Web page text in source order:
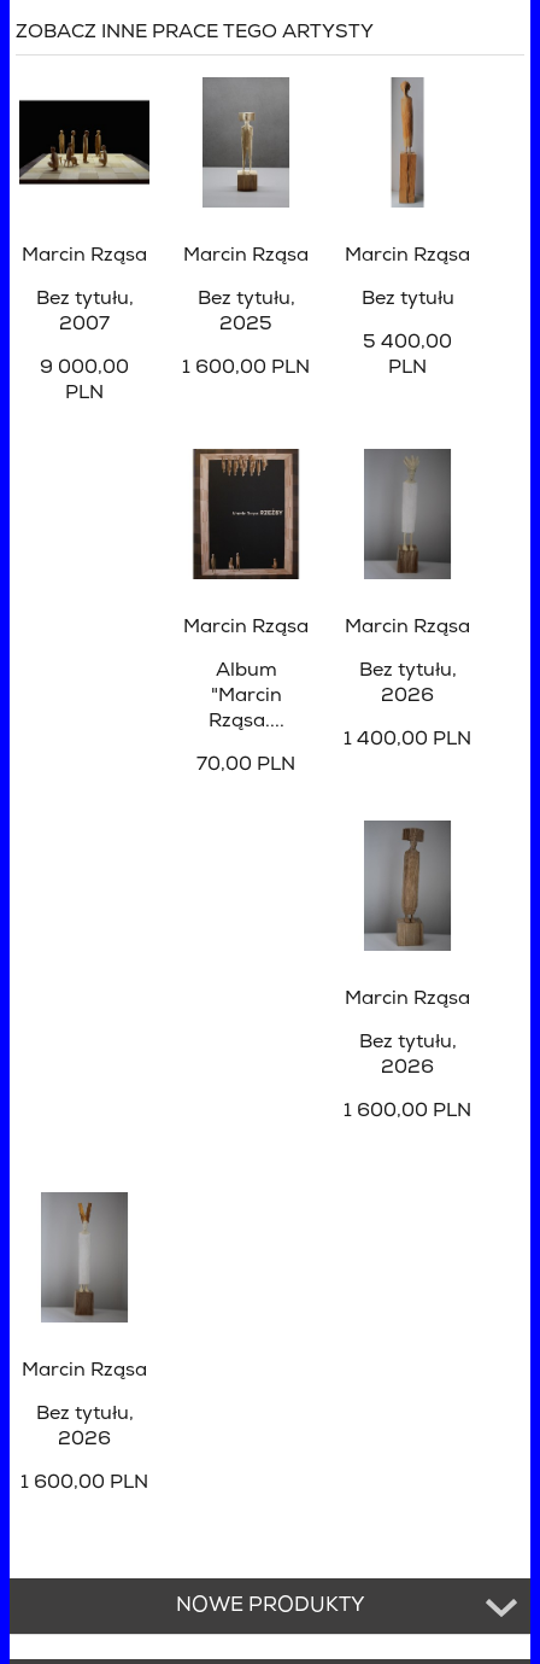
ZOBACZ INNE PRACE TEGO ARTYSTY
Marcin Rząsa
Bez tytułu,
2007
9 000,00
PLN
Marcin Rząsa
Bez tytułu,
2025
1 600,00 PLN
Marcin Rząsa
Bez tytułu
5 400,00
PLN
Marcin Rząsa
Album
"Marcin
Rząsa....
70,00 PLN
Marcin Rząsa
Bez tytułu,
2026
1 400,00 PLN
Marcin Rząsa
Bez tytułu,
2026
1 600,00 PLN
Marcin Rząsa
Bez tytułu,
2026
1 600,00 PLN
NOWE PRODUKTY